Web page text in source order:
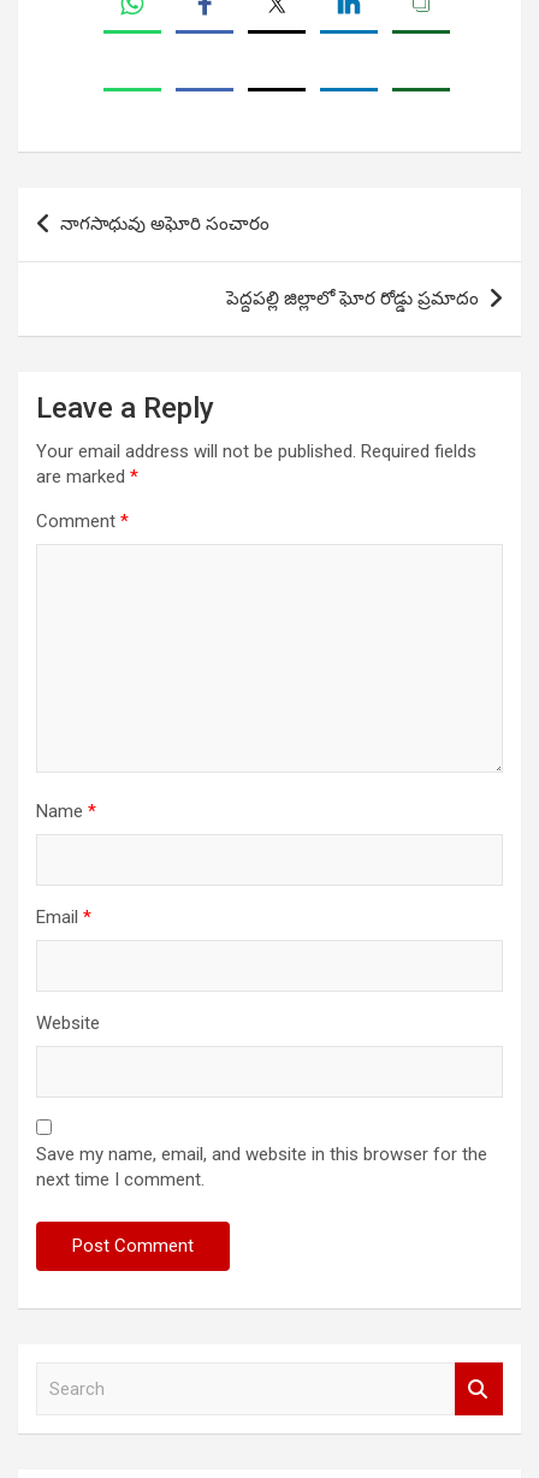
Post
navigation
నాగసాధువు అఘోరి సంచారం
పెద్దపల్లి జిల్లాలో ఘోర రోడ్డు ప్రమాదం
Leave a Reply
Your email address will not be published. Required fields
are marked *
Comment *
Name *
Email *
Website
Save my name, email, and website in this browser for the
next time I comment.